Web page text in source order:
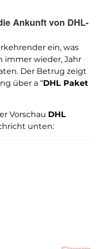
Ankunft von DHL-
ein, was
immer wieder, Jahr
Der Betrug zeigt
über a “DHL Paket
Vorschau DHL
unten: